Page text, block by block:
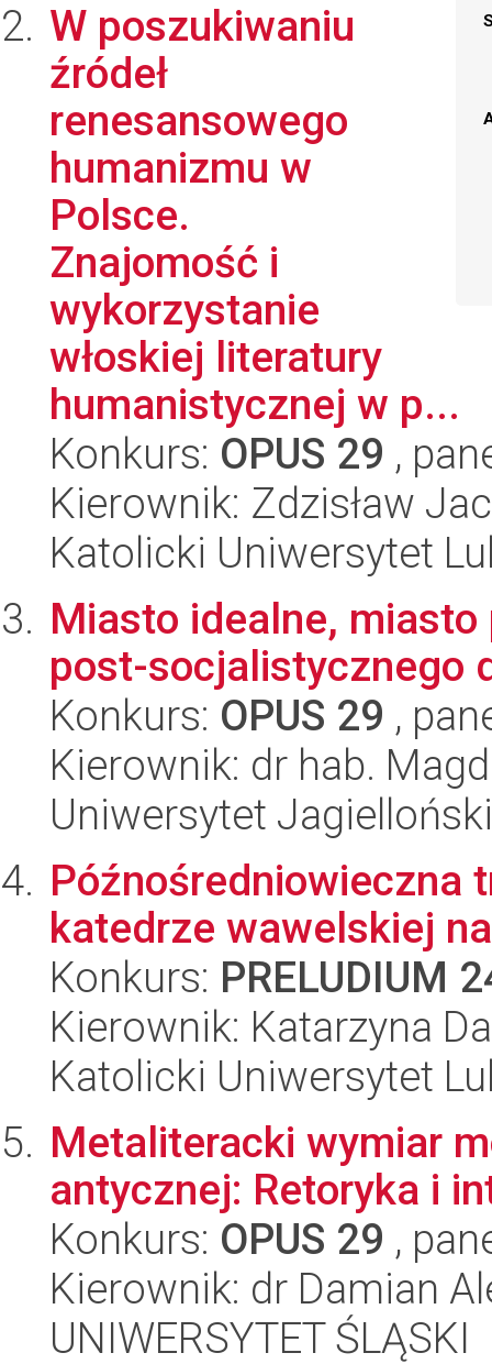
W poszukiwaniu
źródeł
renesansowego
humanizmu w
Polsce.
Znajomość i
wykorzystanie
włoskiej literatury
humanistycznej w p...
Konkurs: OPUS 29 ,
Kierownik: Zdzisław
Katolicki Uniwersytet
Miasto idealne,
post-socjalistycznego
Konkurs: OPUS 29 ,
Kierownik: dr hab.
Uniwersytet Jagielloński
Późnośredniowieczna
katedrze wawelskiej
Konkurs: PRELUDIUM
Kierownik: Katarzyna
Katolicki Uniwersytet
Metaliteracki wymiar
antycznej: Retoryka i
Konkurs: OPUS 29 ,
Kierownik: dr Damian
UNIWERSYTET ŚLĄSKI